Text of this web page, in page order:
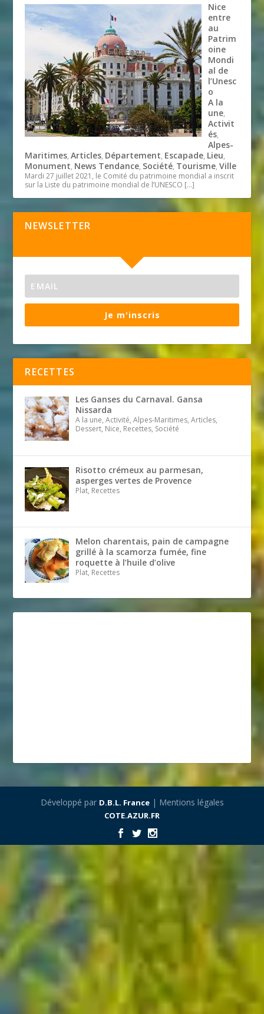
Nice
entre
au
Patrim
oine
Mondi
al de
l’Unesc
o
A la
une,
Activit
és,
Alpes-
Maritimes,Articles, Département, Escapade, Lieu,
Monument, News Tendance, Société, Tourisme,Ville
Mardi 27 juillet 2021, le Comité du patrimoine mondial a inscrit
sur la Liste du patrimoine mondial de l’UNESCO […]
NEWSLETTER
Je m'inscris
RECETTES
Les Ganses du Carnaval. Gansa
Nissarda
A la une, Activité, Alpes-Maritimes, Articles,
Dessert, Nice, Recettes, Société
Risotto crémeux au parmesan,
asperges vertes de Provence
Plat, Recettes
Melon charentais, pain de campagne
grillé à la scamorza fumée, fine
roquette à l’huile d’olive
Plat, Recettes
Développé par D.B.L. France| Mentions légales
COTE.AZUR.FR